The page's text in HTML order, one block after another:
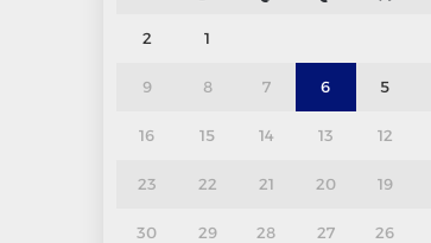
1
2
5
6
7
8
9
12
13
14
15
16
19
20
21
22
23
26
27
28
29
30